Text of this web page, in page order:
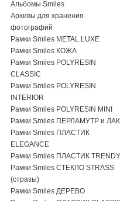
Альбомы Smiles
Архивы для хранения
фотографий
Рамки Smiles METAL LUXE
Рамки Smiles КОЖА
Рамки Smiles POLYRESIN
CLASSIC
Рамки Smiles POLYRESIN
INTERIOR
Рамки Smiles POLYRESIN MINI
Рамки Smiles ПЕРЛАМУТР и ЛАК
Рамки Smiles ПЛАСТИК
ELEGANCE
Рамки Smiles ПЛАСТИК TRENDY
Рамки Smiles СТЕКЛО STRASS
(стразы)
Рамки Smiles ДЕРЕВО